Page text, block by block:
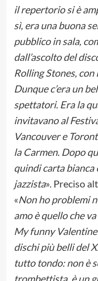
il repertorio si è
sì, era una buona
pubblico in sala,
dall’ascolto del
Rolling Stones,
Dunque c’era un
spettatori. Era la
invitavano al
Vancouver e
la Carmen. Dopo
quindi carta bianca
jazzista». Preciso
«Non ho problemi
amo è quello che
My funny
dischi più belli del
tutto tondo: non è
trombettista, è un